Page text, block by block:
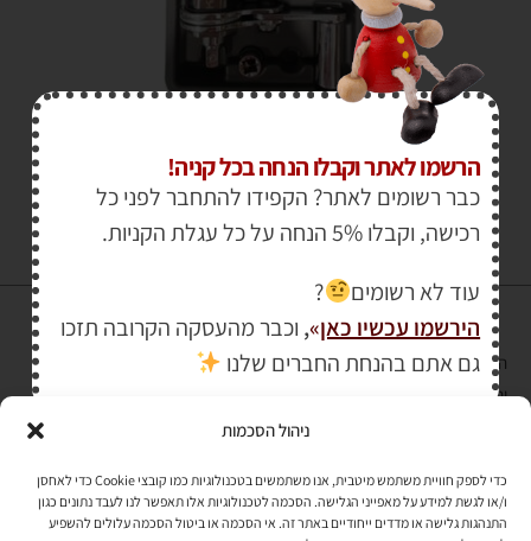
ניהול הסכמות
כדי לספק חוויית משתמש מיטבית, אנו משתמשים בטכנולוגיות כמו קובצי Cookie כדי לאחסן
ו/או לגשת למידע על מאפייני הגלישה. הסכמה לטכנולוגיות אלו תאפשר לנו לעבד נתונים כגון
התנהגות גלישה או מדדים ייחודיים באתר זה. אי הסכמה או ביטול הסכמה עלולים להשפיע
והעומד בתקן אבטחה PCI DSS Level-1
לתקנון האתר»
הרשמו לאתר וקבלו הנחה בכל קניה!
כבר רשומים לאתר? הקפידו להתחבר לפני כל
רכישה, וקבלו 5% הנחה על כל עגלת הקניות.
עוד לא רשומים
?
הירשמו עכשיו כאן»
, וכבר מהעסקה הקרובה תזכו
גם אתם בהנחת החברים שלנו